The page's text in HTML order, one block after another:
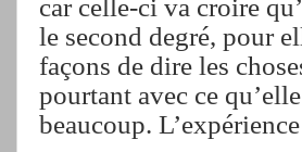
car celle-ci va croire
le second degré, pour
façons de dire les
pourtant avec ce
beaucoup.